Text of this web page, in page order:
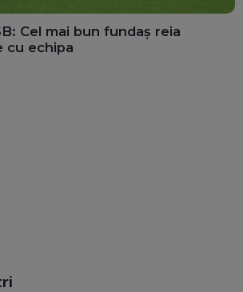
Cel mai bun fundaș reia
cu echipa